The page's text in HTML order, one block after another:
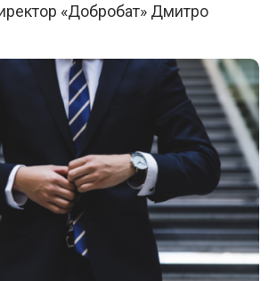
«Добробат» Дмитро